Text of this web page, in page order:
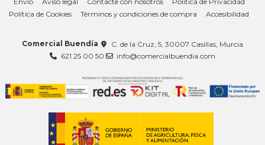
Política de Cookies
Términos y condiciones de compra Accesibilidad
Comercial Buendía
C. de la Cruz, 5, 30007 Casillas, Murcia
621 25 00 50
info@comercialbuendia.com